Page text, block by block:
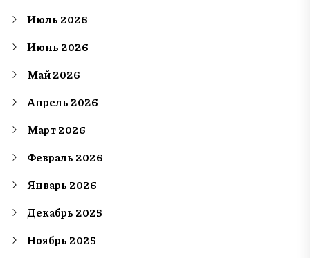
Июль 2026
Июнь 2026
Май 2026
Апрель 2026
Март 2026
Февраль 2026
Январь 2026
Декабрь 2025
Ноябрь 2025